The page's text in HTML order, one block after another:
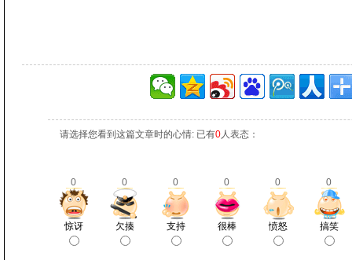
请选择您看到这篇文章时的心情: 已有0人表态：
0 0 0 0 0 0
惊讶 欠揍 支持 很棒 愤怒 搞笑